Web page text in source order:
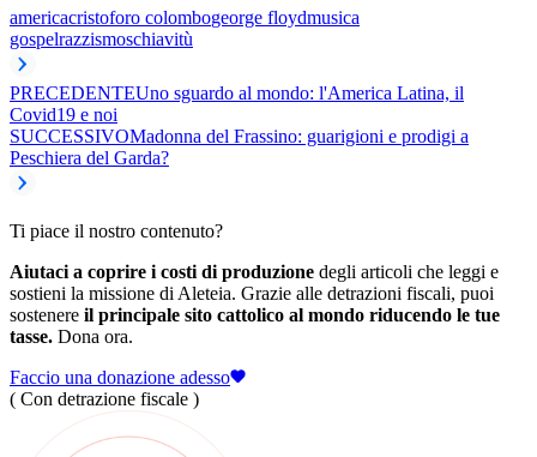
americacristoforo colombogeorge floydmusica
gospelrazzismoschiavitù
PRECEDENTEUno sguardo al mondo: l'America Latina, il
Covid19 e noi
SUCCESSIVOMadonna del Frassino: guarigioni e prodigi a
Peschiera del Garda?
Ti piace il nostro contenuto?
Aiutaci a coprire i costi di produzione degli articoli che leggi e
sostieni la missione di Aleteia. Grazie alle detrazioni fiscali, puoi
sostenere il principale sito cattolico al mondo riducendo le tue
tasse. Dona ora.
Faccio una donazione adesso
( Con detrazione fiscale )